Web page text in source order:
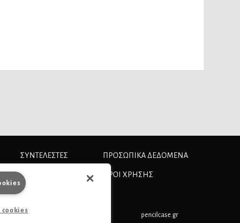
ΣΥΝΤΕΛΕΣΤΕΣ
ΤΑΥΤΟΤΗΤΑ
ΠΡΟΣΩΠΙΚΆ ΔΕΔΟΜΈΝΑ
ΟΡΟΙ ΧΡΗΣΗΣ
pencilcase.gr
cookies